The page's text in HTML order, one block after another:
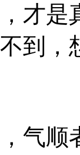
才
到，
顺